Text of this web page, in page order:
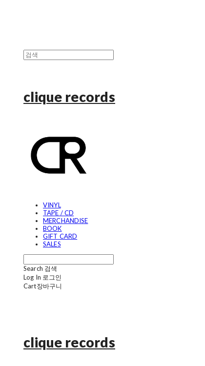
clique records
VINYL
TAPE / CD
MERCHANDISE
BOOK
GIFT CARD
SALES
Search 검색
Log In 로그인
Cart장바구니
clique records